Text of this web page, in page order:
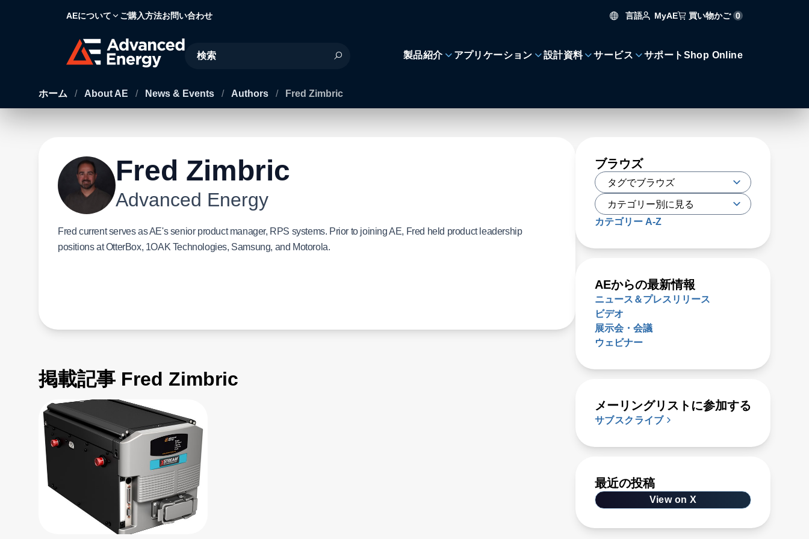
AEについて ご購入方法お問い合わせ 言語 MyAE 買い物かご 0
Site Search
製品紹介 アプリケーション 設計資料 サービス サポート Shop Online
ホーム / About AE / News & Events / Authors / Fred Zimbric
Fred Zimbric
Advanced Energy
Fred current serves as AE's senior product manager, RPS systems. Prior to joining AE, Fred held product leadership
positions at OtterBox, 1OAK Technologies, Samsung, and Motorola.
掲載記事 Fred Zimbric
ブラウズ
カテゴリー A-Z
AEからの最新情報
ニュース＆プレスリリース
ビデオ
展示会・会議
ウェビナー
メーリングリストに参加する
サブスクライブ
最近の投稿
View on X